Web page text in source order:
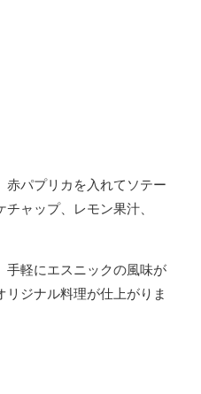
赤パプリカを入れてソテー
ャップ、レモン果汁、
手軽にエスニックの風味が
ジナル料理が仕上がりま